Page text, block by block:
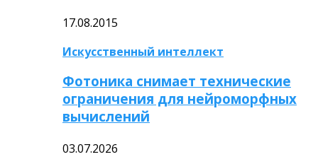
17.08.2015
Искусственный интеллект
Фотоника снимает технические
ограничения для нейроморфных
вычислений
03.07.2026